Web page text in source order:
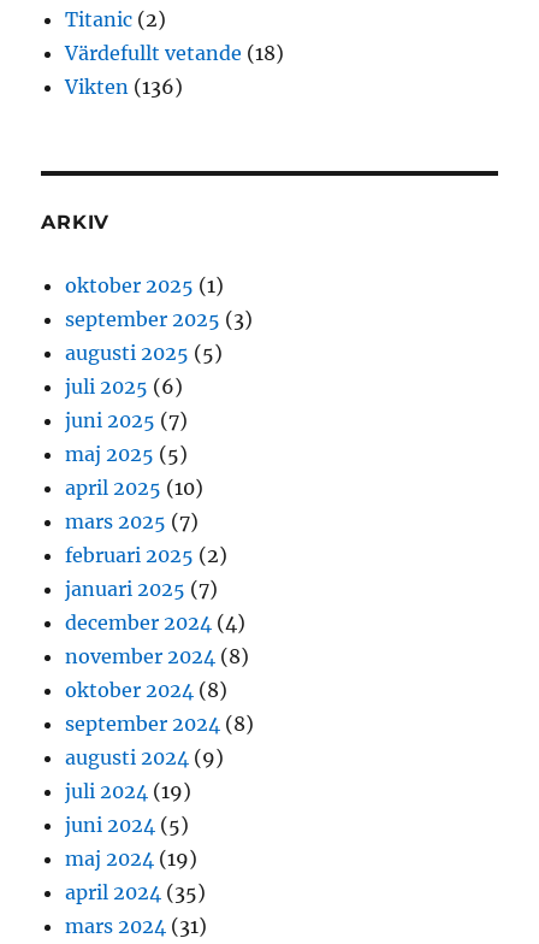
Titanic (2)
Värdefullt vetande (18)
Vikten (136)
ARKIV
oktober 2025 (1)
september 2025 (3)
augusti 2025 (5)
juli 2025 (6)
juni 2025 (7)
maj 2025 (5)
april 2025 (10)
mars 2025 (7)
februari 2025 (2)
januari 2025 (7)
december 2024 (4)
november 2024 (8)
oktober 2024 (8)
september 2024 (8)
augusti 2024 (9)
juli 2024 (19)
juni 2024 (5)
maj 2024 (19)
april 2024 (35)
mars 2024 (31)